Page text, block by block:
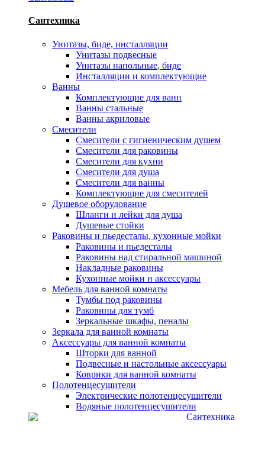
Сантехника
Унитазы, биде, инсталляции
Унитазы подвесные
Унитазы напольные, биде
Инсталляции и комплектующие
Ванны
Комплектующие для ванн
Ванны стальные
Ванны акриловые
Смесители
Смесители с гигиеническим душем
Смесители для раковины
Смесители для кухни
Смесители для душа
Смесители для ванны
Комплектующие для смесителей
Душевое оборудование
Шланги и лейки для душа
Душевые стойки
Раковины и пьедесталы, кухонные мойки
Раковины и пьедесталы
Раковины над стиральной машиной
Накладные раковины
Кухонные мойки и аксессуары
Мебель для ванной комнаты
Тумбы под раковины
Раковины для тумб
Зеркальные шкафы, пеналы
Зеркала для ванной комнаты
Аксессуары для ванной комнаты
Шторки для ванной
Подвесные и настольные аксессуары
Коврики для ванной комнаты
Полотенцесушители
Электрические полотенцесушители
Водяные полотенцесушители